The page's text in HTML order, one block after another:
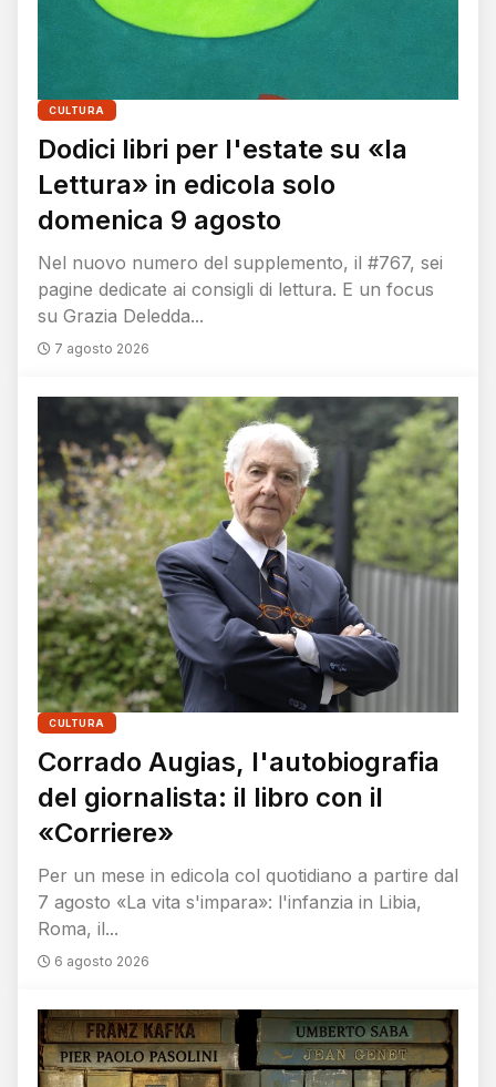
CULTURA
Dodici libri per l'estate su «la
Lettura» in edicola solo
domenica 9 agosto
Nel nuovo numero del supplemento, il #767, sei
pagine dedicate ai consigli di lettura. E un focus
su Grazia Deledda...
7 agosto 2026
CULTURA
Corrado Augias, l'autobiografia
del giornalista: il libro con il
«Corriere»
Per un mese in edicola col quotidiano a partire dal
7 agosto «La vita s'impara»: l'infanzia in Libia,
Roma, il...
6 agosto 2026